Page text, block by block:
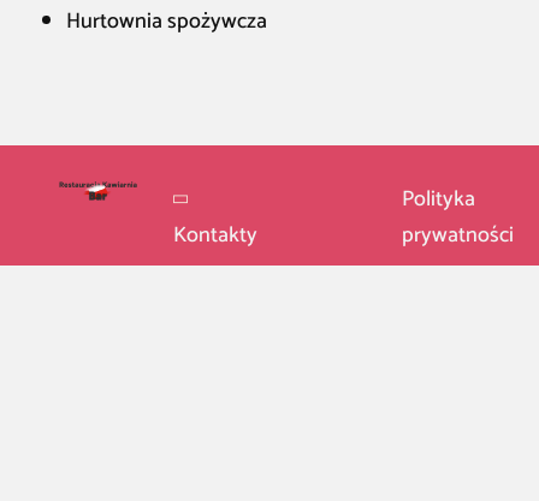
Hurtownia spożywcza
Kontakty
Polityka
prywatności